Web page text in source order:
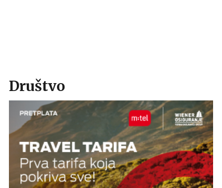
Društvo